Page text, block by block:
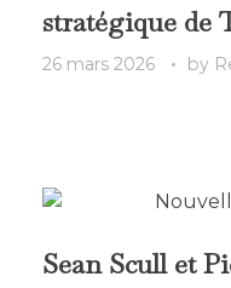
stratégique de
26 mars 2026 by
Sean Scull et